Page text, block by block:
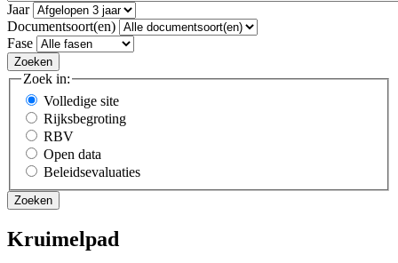
Jaar
Documentsoort(en)
Fase
Zoek in:
Volledige site
Rijksbegroting
RBV
Open data
Beleidsevaluaties
Kruimelpad